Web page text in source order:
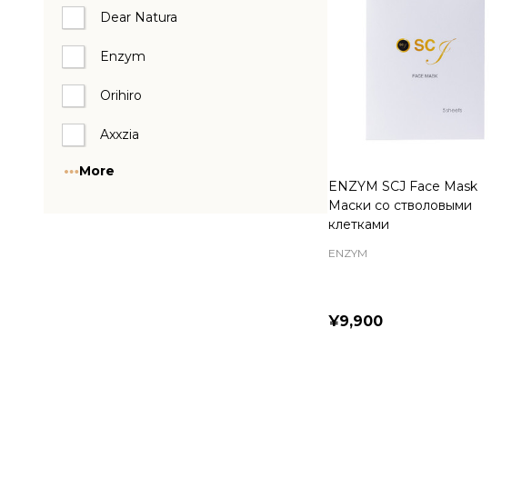
Dear Natura
Enzym
Orihiro
Axxzia
More
ENZYM SCJ Face Mask
Маски со стволовыми
клетками
ENZYM
¥9,900